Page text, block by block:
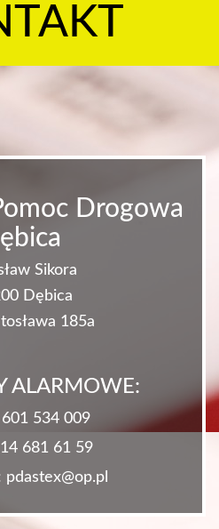
Drogowa
Sikora
Dębica
185a
ALARMOWE:
534 009
681 61 59